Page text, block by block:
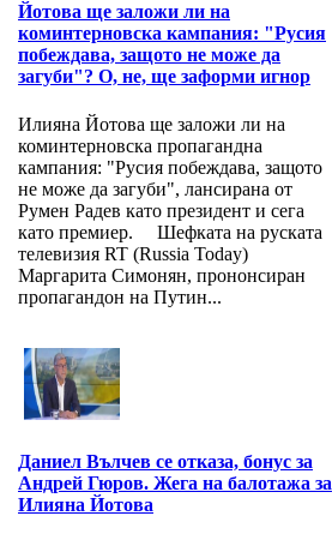
Йотова ще заложи ли на
коминтерновска кампания: "Русия
побеждава, защото не може да
загуби"? О, не, ще заформи игнор
Илияна Йотова ще заложи ли на
коминтерновска пропагандна
кампания: "Русия побеждава, защото
не може да загуби", лансирана от
Румен Радев като президент и сега
като премиер. Шефката на руската
телевизия RT (Russia Today)
Маргарита Симонян, прононсиран
пропагандон на Путин...
Даниел Вълчев се отказа, бонус за
Андрей Гюров. Жега на балотажа за
Илияна Йотова